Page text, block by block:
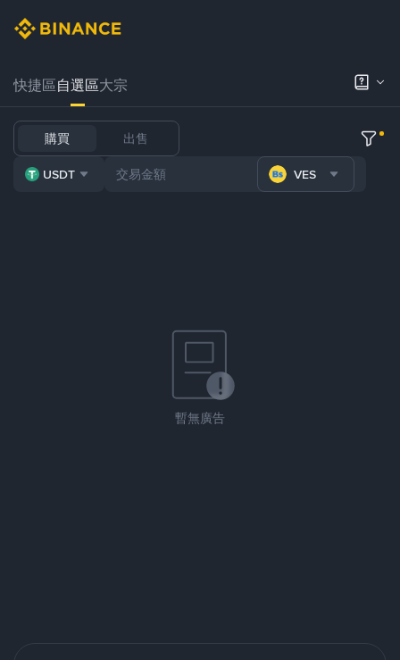
快捷區自選區大宗
購買 出售
USDT VES
暫無廣告